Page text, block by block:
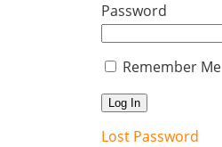
Password
Remember Me
Lost Password